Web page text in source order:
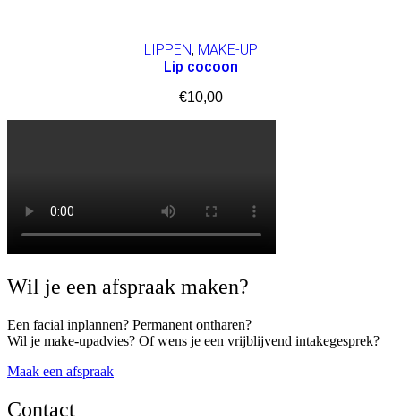
LIPPEN, MAKE-UP
Lip cocoon
€10,00
Wil je een afspraak maken?
Een facial inplannen? Permanent ontharen?
Wil je make-upadvies? Of wens je een vrijblijvend intakegesprek?
Maak een afspraak
Contact